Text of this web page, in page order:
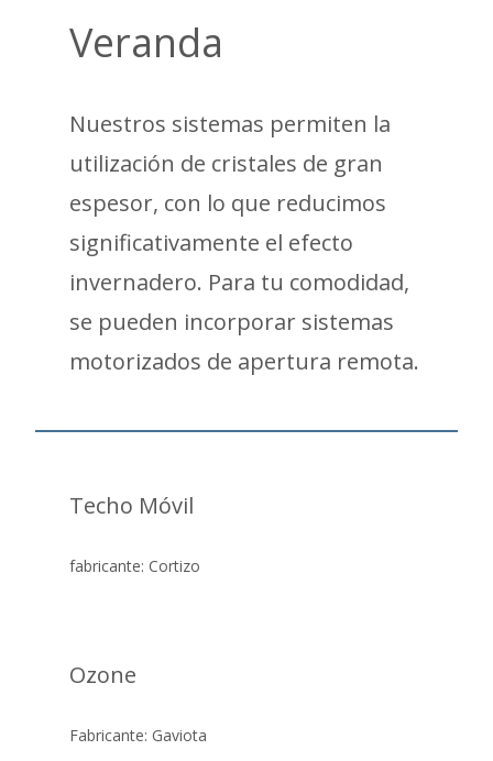
Veranda
Nuestros sistemas permiten la
utilización de cristales de gran
espesor, con lo que reducimos
significativamente el efecto
invernadero. Para tu comodidad,
se pueden incorporar sistemas
motorizados de apertura remota.
Techo Móvil
fabricante: Cortizo
Ozone
Fabricante: Gaviota